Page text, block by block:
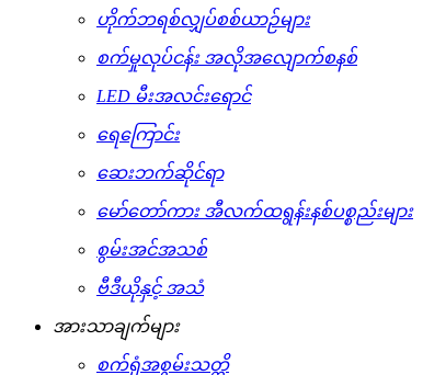
ဟိုက်ဘရစ်လျှပ်စစ်ယာဉ်များ
စက်မှုလုပ်ငန်း အလိုအလျောက်စနစ်
LED မီးအလင်းရောင်
ရေကြောင်း
ဆေးဘက်ဆိုင်ရာ
မော်တော်ကား အီလက်ထရွန်းနစ်ပစ္စည်းများ
စွမ်းအင်အသစ်
ဗီဒီယိုနှင့် အသံ
အားသာချက်များ
စက်ရုံအစွမ်းသတ္တိ